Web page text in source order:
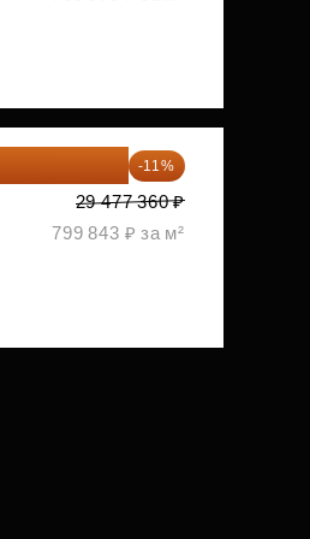
-11%
29 477 360 ₽
799 843 ₽ за м²